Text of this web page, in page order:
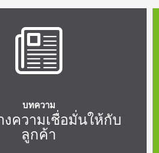
บทความ
งความเชื่อมั่นให้กับ
ลูกค้า